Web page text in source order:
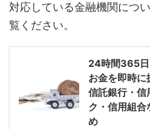
対応している金融機関につ
覧ください。
24時間365日
お金を即時に
信託銀行・信
ク・信用組合
め